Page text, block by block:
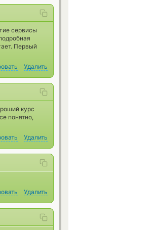
сервисы
Первый
Удалить
курс
понятно,
Удалить
Удалить